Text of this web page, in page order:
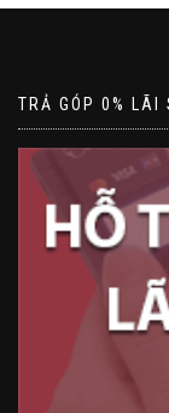
TRẢ GÓP 0% LÃI